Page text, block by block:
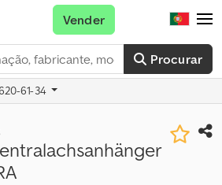
Procurar
Vender
61-34